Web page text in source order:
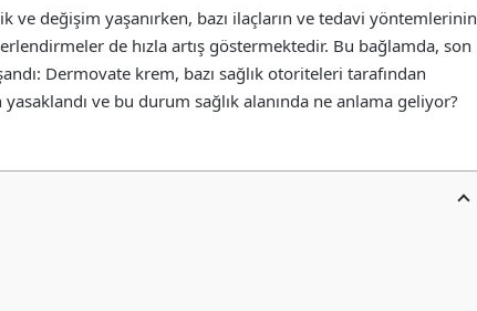
ve değişim yaşanırken, bazı ilaçların ve tedavi yöntemlerinin
de hızla artış göstermektedir. Bu bağlamda, son
Dermovate krem, bazı sağlık otoriteleri tarafından
ve bu durum sağlık alanında ne anlama geliyor?